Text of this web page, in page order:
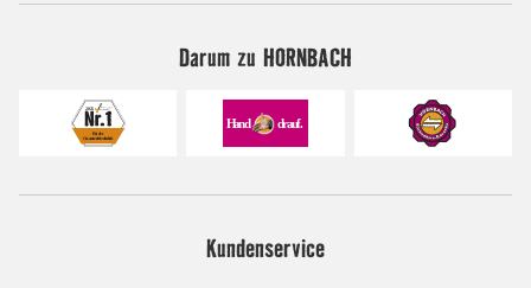
Darum zu HORNBACH
Kundenservice